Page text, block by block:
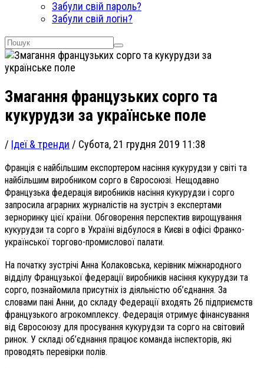
Забули свій пароль?
Забули свій логін?
Змагання французьких сорго та
кукурудзи за українське поле
/ Ідеї & тренди / Субота, 21 грудня 2019 11:38
Франція є найбільшим експортером насіння кукурудзи у світі та
найбільшим виробником сорго в Євросоюзі. Нещодавно
Французька федерація виробників насіння кукурудзи і сорго
запросила аграрних журналістів на зустріч з експертами
зерноринку цієї країни. Обговорення перспектив вирощування
кукурудзи та сорго в Україні відбулося в Києві в офісі Франко-
української торгово-промислової палати.
На початку зустрічі Анна Колаковська, керівник міжнародного
відділу Французької федерації виробників насіння кукурудзи та
сорго, познайомила присутніх із діяльністю об’єднання. За
словами пані Анни, до складу Федерації входять 26 підприємств
французького агрокомплексу. Федерація отримує фінансування
від Євросоюзу для просування кукурудзи та сорго на світовий
ринок. У складі об’єднання працює команда інспекторів, які
проводять перевірки полів.